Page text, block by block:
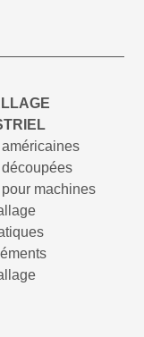
machines